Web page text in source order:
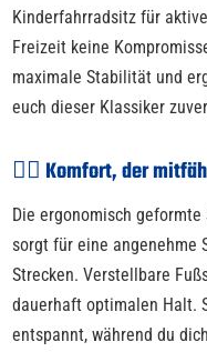
Kinderfahrradsitz für
Freizeit keine
maximale Stabilität und
euch dieser Klassiker
🚴‍♀️ Komfort, der
Die ergonomisch
sorgt für eine angenehme
Strecken. Verstellbare
dauerhaft optimalen Halt.
entspannt, während du